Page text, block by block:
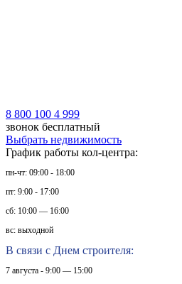
8 800 100 4 999
звонок бесплатный
Выбрать недвижимость
График работы кол-центра:
пн-чт: 09:00 - 18:00
пт: 9:00 - 17:00
сб: 10:00 — 16:00
вс: выходной
В связи с Днем строителя:
7 августа - 9:00 — 15:00